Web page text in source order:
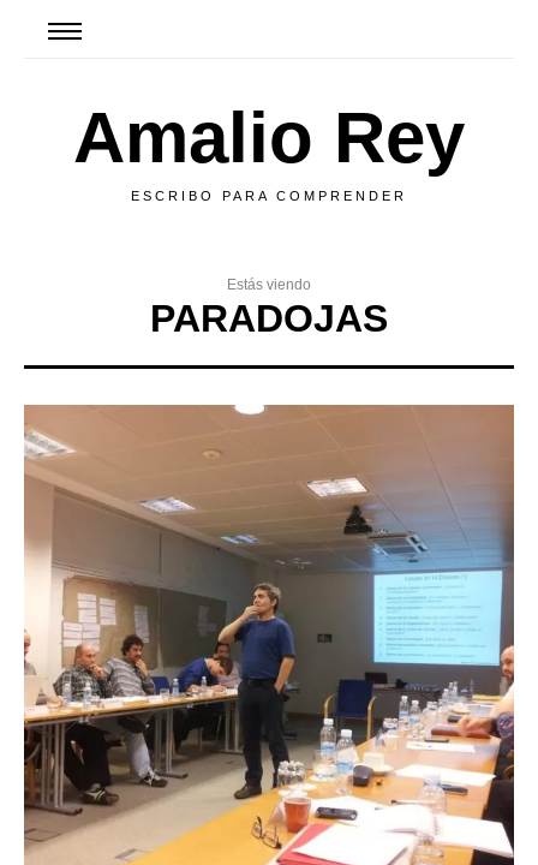
Amalio Rey
ESCRIBO PARA COMPRENDER
Estás viendo
PARADOJAS